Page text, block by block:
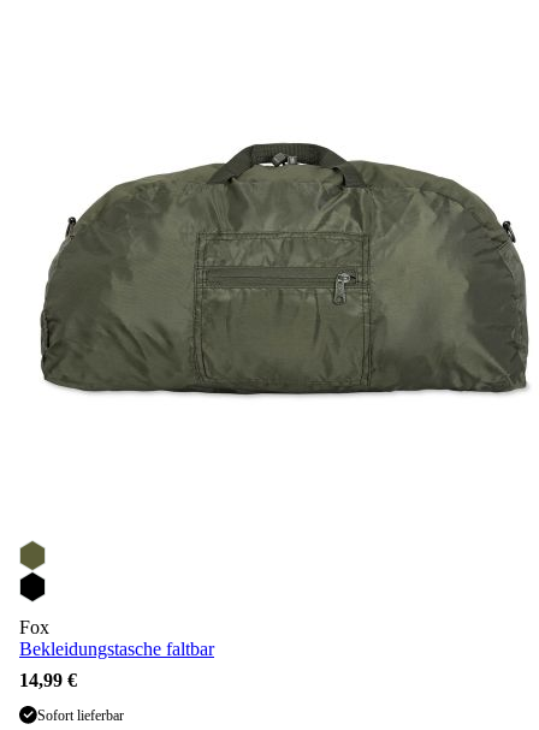
Fox
Bekleidungstasche faltbar
14,99 €
Sofort lieferbar